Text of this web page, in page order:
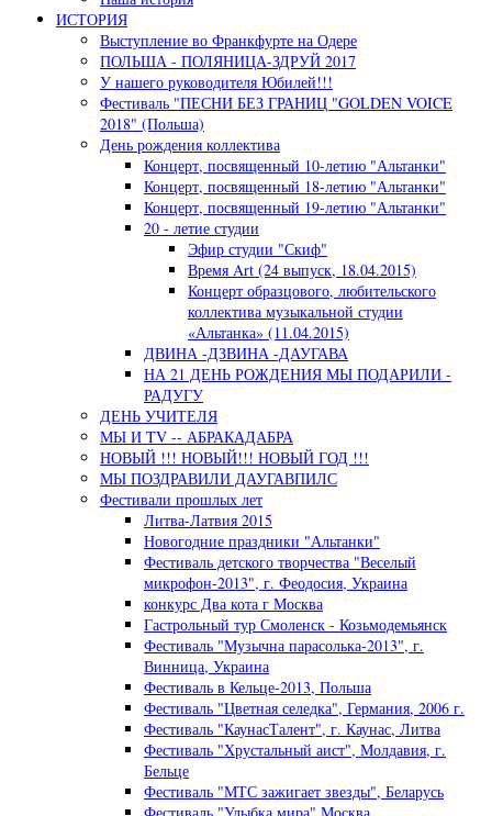
ИСТОРИЯ
Выступление во Франкфурте на Одере
ПОЛЬША - ПОЛЯНИЦА-ЗДРУЙ 2017
У нашего руководителя Юбилей!!!
Фестиваль "ПЕСНИ БЕЗ ГРАНИЦ "GOLDEN VOICE
2018" (Польша)
День рождения коллектива
Концерт, посвященный 10-летию "Альтанки"
Концерт, посвященный 18-летию "Альтанки"
Концерт, посвященный 19-летию "Альтанки"
20 - летие студии
Эфир студии "Скиф"
Время Art (24 выпуск, 18.04.2015)
Концерт образцового, любительского
коллектива музыкальной студии
«Альтанка» (11.04.2015)
ДВИНА -ДЗВИНА -ДАУГАВА
НА 21 ДЕНЬ РОЖДЕНИЯ МЫ ПОДАРИЛИ -
РАДУГУ
ДЕНЬ УЧИТЕЛЯ
МЫ И TV -- АБРАКАДАБРА
НОВЫЙ !!! НОВЫЙ!!! НОВЫЙ ГОД !!!
МЫ ПОЗДРАВИЛИ ДАУГАВПИЛС
Фестивали прошлых лет
Литва-Латвия 2015
Новогодние праздники "Альтанки"
Фестиваль детского творчества "Веселый
микрофон-2013", г. Феодосия, Украина
конкурс Два кота г Москва
Гастрольный тур Смоленск - Козьмодемьянск
Фестиваль "Музычна парасолька-2013", г.
Винница, Украина
Фестиваль в Кельце-2013, Польша
Фестиваль "Цветная селедка", Германия, 2006 г.
Фестиваль "КаунасТалент", г. Каунас, Литва
Фестиваль "Хрустальный аист", Молдавия, г.
Бельце
Фестиваль "МТС зажигает звезды", Беларусь